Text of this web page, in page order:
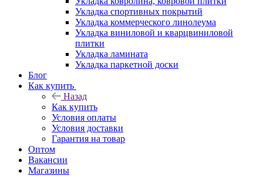
Укладка спортивных покрытий
Укладка коммерческого линолеума
Укладка виниловой и кварцвиниловой
плитки
Укладка ламината
Укладка паркетной доски
Блог
Как купить
Назад
Как купить
Условия оплаты
Условия доставки
Гарантия на товар
Оптом
Вакансии
Магазины